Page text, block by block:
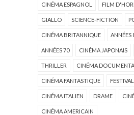
CINÉMA ESPAGNOL FILM
GIALLO SCIENCE-FICTION
CINÉMA BRITANNIQUE ANNÉES
ANNÉES 70 CINÉMA JAPONAIS
THRILLER CINÉMA
CINÉMA FANTASTIQUE FESTIVAL
CINÉMA ITALIEN DRAME
CINÉMA AMERICAIN